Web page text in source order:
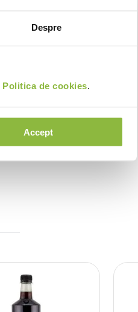
Despre
Politica de cookies.
Accept